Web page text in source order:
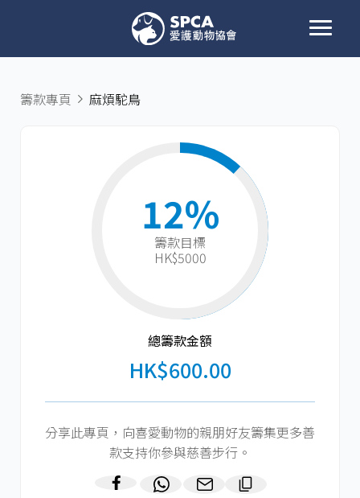
籌款專頁 麻煩駝鳥
12%
籌款目標​
HK$5000
總籌款金額​
HK$600.00
分享此專頁，向喜愛動物的親朋好友籌集更多善
款支持你參與慈善步行。